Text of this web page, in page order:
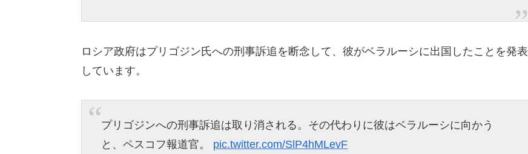
ロシア政府はプリゴジン氏への刑事訴追を断念して、彼がベラルーシに出国したことを発表
しています。
プリゴジンへの刑事訴追は取り消される。その代わりに彼はベラルーシに向かう
と、ペスコフ報道官。 pic.twitter.com/SlP4hMLevF